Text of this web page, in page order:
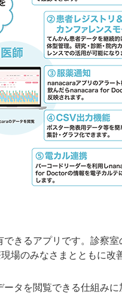
きるアプリです。診察室
場のみなさまとともに改
タを閲覧できる仕組み